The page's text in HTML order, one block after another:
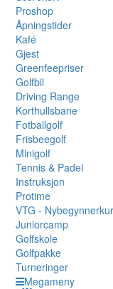
Proshop
Åpningstider
Kafé
Gjest
Greenfeepriser
Golfbil
Driving Range
Korthullsbane
Fotballgolf
Frisbeegolf
Minigolf
Tennis & Padel
Instruksjon
Protime
VTG -
Juniorcamp
Golfskole
Golfpakke
Turneringer
Megameny